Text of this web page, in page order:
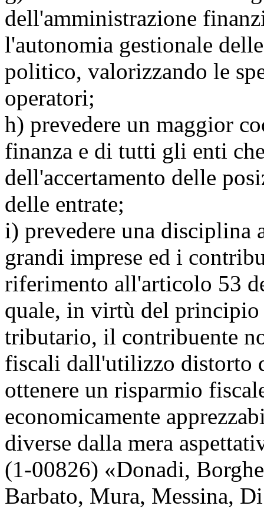
dell'amministrazione
l'autonomia gestionale
politico, valorizzando le
operatori;
h) prevedere un maggior
finanza e di tutti gli enti
dell'accertamento delle
delle entrate;
i) prevedere una disciplina
grandi imprese ed i
riferimento all'articolo 53
quale, in virtù del
tributario, il contribuente
fiscali dall'utilizzo distorto
ottenere un risparmio
economicamente
diverse dalla mera
(1-00826) «Donadi,
Barbato, Mura, Messina,